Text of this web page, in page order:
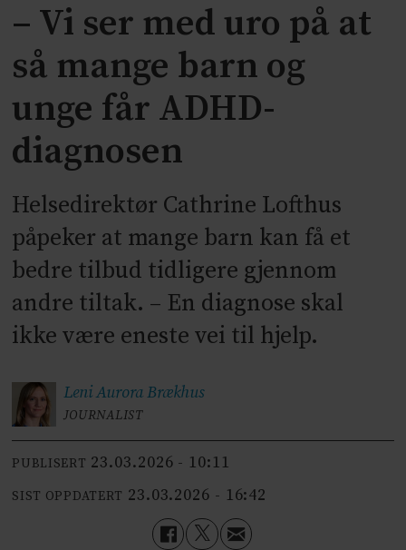
– Vi ser med uro på at
så mange barn og
unge får ADHD-
diagnosen
Helsedirektør Cathrine Lofthus
påpeker at mange barn kan få et
bedre tilbud tidligere gjennom
andre tiltak. – En diagnose skal
ikke være eneste vei til hjelp.
Leni AuroraBrækhus
JOURNALIST
PUBLISERT 23.03.2026 - 10:11
SIST OPPDATERT 23.03.2026 - 16:42